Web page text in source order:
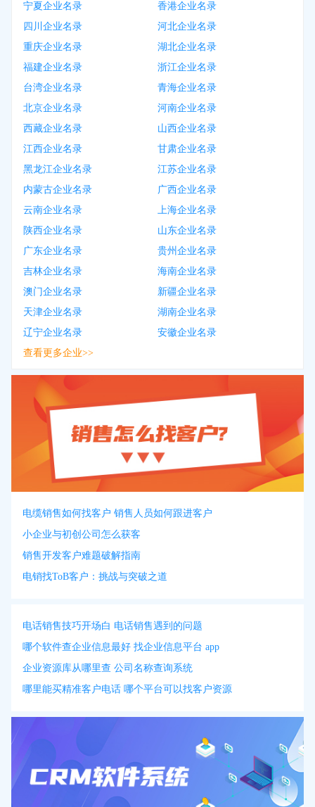
宁夏企业名录
香港企业名录
四川企业名录
河北企业名录
重庆企业名录
湖北企业名录
福建企业名录
浙江企业名录
台湾企业名录
青海企业名录
北京企业名录
河南企业名录
西藏企业名录
山西企业名录
江西企业名录
甘肃企业名录
黑龙江企业名录
江苏企业名录
内蒙古企业名录
广西企业名录
云南企业名录
上海企业名录
陕西企业名录
山东企业名录
广东企业名录
贵州企业名录
吉林企业名录
海南企业名录
澳门企业名录
新疆企业名录
天津企业名录
湖南企业名录
辽宁企业名录
安徽企业名录
查看更多企业>>
电缆销售如何找客户 销售人员如何跟进客户
小企业与初创公司怎么获客
销售开发客户难题破解指南
电销找ToB客户：挑战与突破之道
电话销售技巧开场白 电话销售遇到的问题
哪个软件查企业信息最好 找企业信息平台 app
企业资源库从哪里查 公司名称查询系统
哪里能买精准客户电话 哪个平台可以找客户资源